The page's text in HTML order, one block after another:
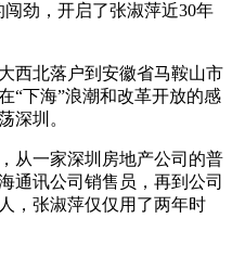
劲，开启了张淑萍近30年
北落户到安徽省马鞍山市
“下海”浪潮和改革开放的感
深圳。
一家深圳房地产公司的普
通讯公司销售员，再到公司
，张淑萍仅仅用了两年时